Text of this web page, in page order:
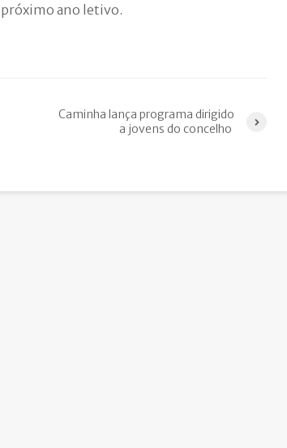
próximo ano letivo.
Caminha lança programa dirigido
a jovens do concelho